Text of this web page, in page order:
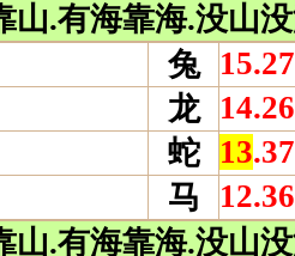
山.有海靠海.没山
兔
龙
蛇 13
马
山.有海靠海.没山